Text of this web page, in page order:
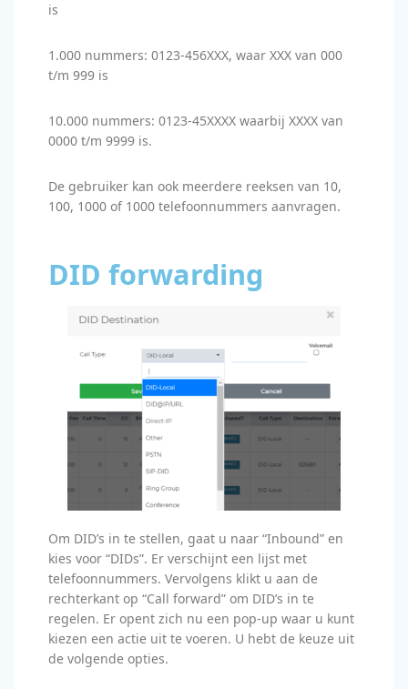
is
1.000 nummers: 0123-456XXX, waar XXX van 000
t/m 999 is
10.000 nummers: 0123-45XXXX waarbij XXXX van
0000 t/m 9999 is.
De gebruiker kan ook meerdere reeksen van 10,
100, 1000 of 1000 telefoonnummers aanvragen.
DID forwarding
Om DID’s in te stellen, gaat u naar “Inbound” en
kies voor “DIDs”. Er verschijnt een lijst met
telefoonnummers. Vervolgens klikt u aan de
rechterkant op “Call forward” om DID’s in te
regelen. Er opent zich nu een pop-up waar u kunt
kiezen een actie uit te voeren. U hebt de keuze uit
de volgende opties.